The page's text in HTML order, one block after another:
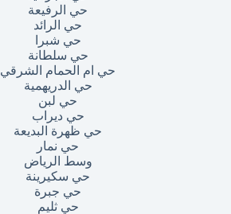
حي الرفيعة
حي الرائد
حي شبرا
حي سلطانة
حي ام الحمام الشرقي
حي الدريهمية
حي لبن
حي ديراب
حي ظهرة البديعة
حي نمار
وسط الرياض
حي سكيرينة
حي جبرة
حي ثليم